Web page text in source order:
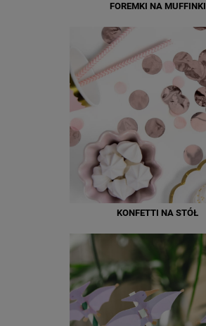
FOREMKI NA MUFFINKI
KONFETTI NA STÓŁ